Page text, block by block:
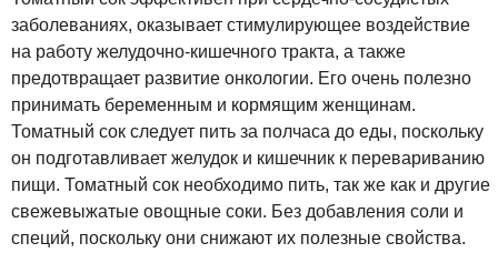
заболеваниях, оказывает стимулирующее воздействие
на работу желудочно-кишечного тракта, а также
предотвращает развитие онкологии. Его очень полезно
принимать беременным и кормящим женщинам.
Томатный сок следует пить за полчаса до еды, поскольку
он подготавливает желудок и кишечник к перевариванию
пищи. Томатный сок необходимо пить, так же как и другие
свежевыжатые овощные соки. Без добавления соли и
специй, поскольку они снижают их полезные свойства.